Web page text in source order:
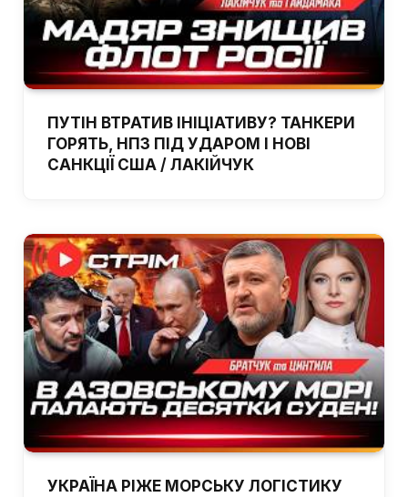
ПУТІН ВТРАТИВ ІНІЦІАТИВУ? ТАНКЕРИ
ГОРЯТЬ, НПЗ ПІД УДАРОМ І НОВІ
САНКЦІЇ США / ЛАКІЙЧУК
УКРАЇНА РІЖЕ МОРСЬКУ ЛОГІСТИКУ